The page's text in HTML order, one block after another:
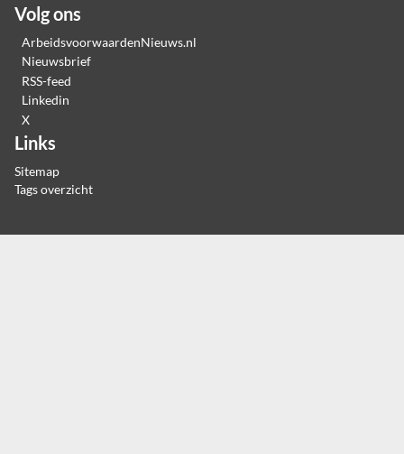
Volg ons
ArbeidsvoorwaardenNieuws.nl
Nieuwsbrief
RSS-feed
Linkedin
X
Links
Sitemap
Tags overzicht